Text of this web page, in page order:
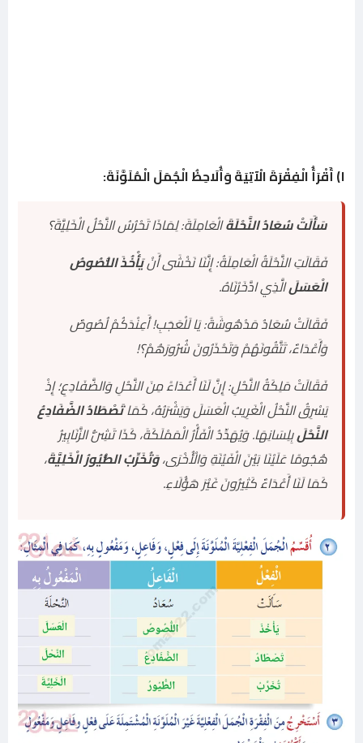
١) أَقْرَأُ الْفِقْرَةَ الْآتِيَةَ وَأُلَاحِظُ الْجُمَلَ الْمُلَوَّنَةَ:
سَأَلَتْ سُعَادُ النَّحْلَةَالْعَامِلَةَ: لِمَاذَا تَحْرُسُ النَّحْلُ الْخَلِيَّةَ؟
فَقَالَتِ النَّحْلَةُ الْعَامِلَةُ: إِنَّنَا نَخْشَى أَنْيَأْخُذَ اللُّصُوصُ
الْعَسَلَالَّذِي ادَّخَرْنَاهُ.
فَقَالَتْ سُعَادُ مَدْهُوشَةً: يَا لَلْعَجَبِ! أَعِنْدَكُمْ لُصُوصٌ
وَأَعْدَاءٌ، تَتَّقُونَهُمْ وَتَحْذَرُونَ شُرُورَهُمْ؟!
فَقَالَتْ مَلِكَةُ النَّحْلِ: إِنَّ لَنَا أَعْدَاءً مِنَ النَّحْلِ وَالضَّفَادِعِ؛ إِذْ
يَسْرِقُ النَّحْلُ الْغَرِيبُ الْعَسَلَ وَيَشْرَبُهُ، كَمَاتَصْطَادُ الضَّفَادِعُ
النَّحْلَبِلِسَانِهَا. وَيُهَدِّدُ الْفَأْرُ الْمَمْلَكَةَ، كَذَا تَشِنُّ الزَّنَابِيرُ
هُجُومًا عَلَيْنَا بَيْنَ الْفَيْنَةِ وَالْأُخْرَى،وَتُخَرِّبُ الطُّيُورُ الْخَلِيَّةَ،
كَمَا لَنَا أَعْدَاءٌ كَثِيرُونَ غَيْرَ هَؤُلَاءِ.